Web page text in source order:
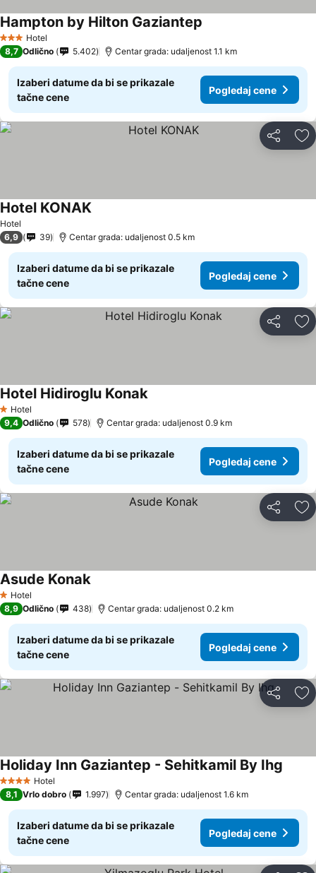
3 Zvezdice
Hotel
Hampton by Hilton Gaziantep
8,7 Odlično 5.402 Centar grada: udaljenost 1.1 km
Izaberi datume da bi se prikazale
tačne cene
Pogledaj cene
Deli
Hotel
Hotel KONAK
6,9 39 Centar grada: udaljenost 0.5 km
Izaberi datume da bi se prikazale
tačne cene
Pogledaj cene
Deli
1 Zvezdice
Hotel
Hotel Hidiroglu Konak
9,4 Odlično 578 Centar grada: udaljenost 0.9 km
Izaberi datume da bi se prikazale
tačne cene
Pogledaj cene
Deli
1 Zvezdice
Hotel
Asude Konak
8,9 Odlično 438 Centar grada: udaljenost 0.2 km
Izaberi datume da bi se prikazale
tačne cene
Pogledaj cene
Deli
4 ZvezdiceHotel
Holiday Inn Gaziantep - Sehitkamil By Ihg
8,1 Vrlo dobro 1.997 Centar grada: udaljenost 1.6 km
Izaberi datume da bi se prikazale
tačne cene
Pogledaj cene